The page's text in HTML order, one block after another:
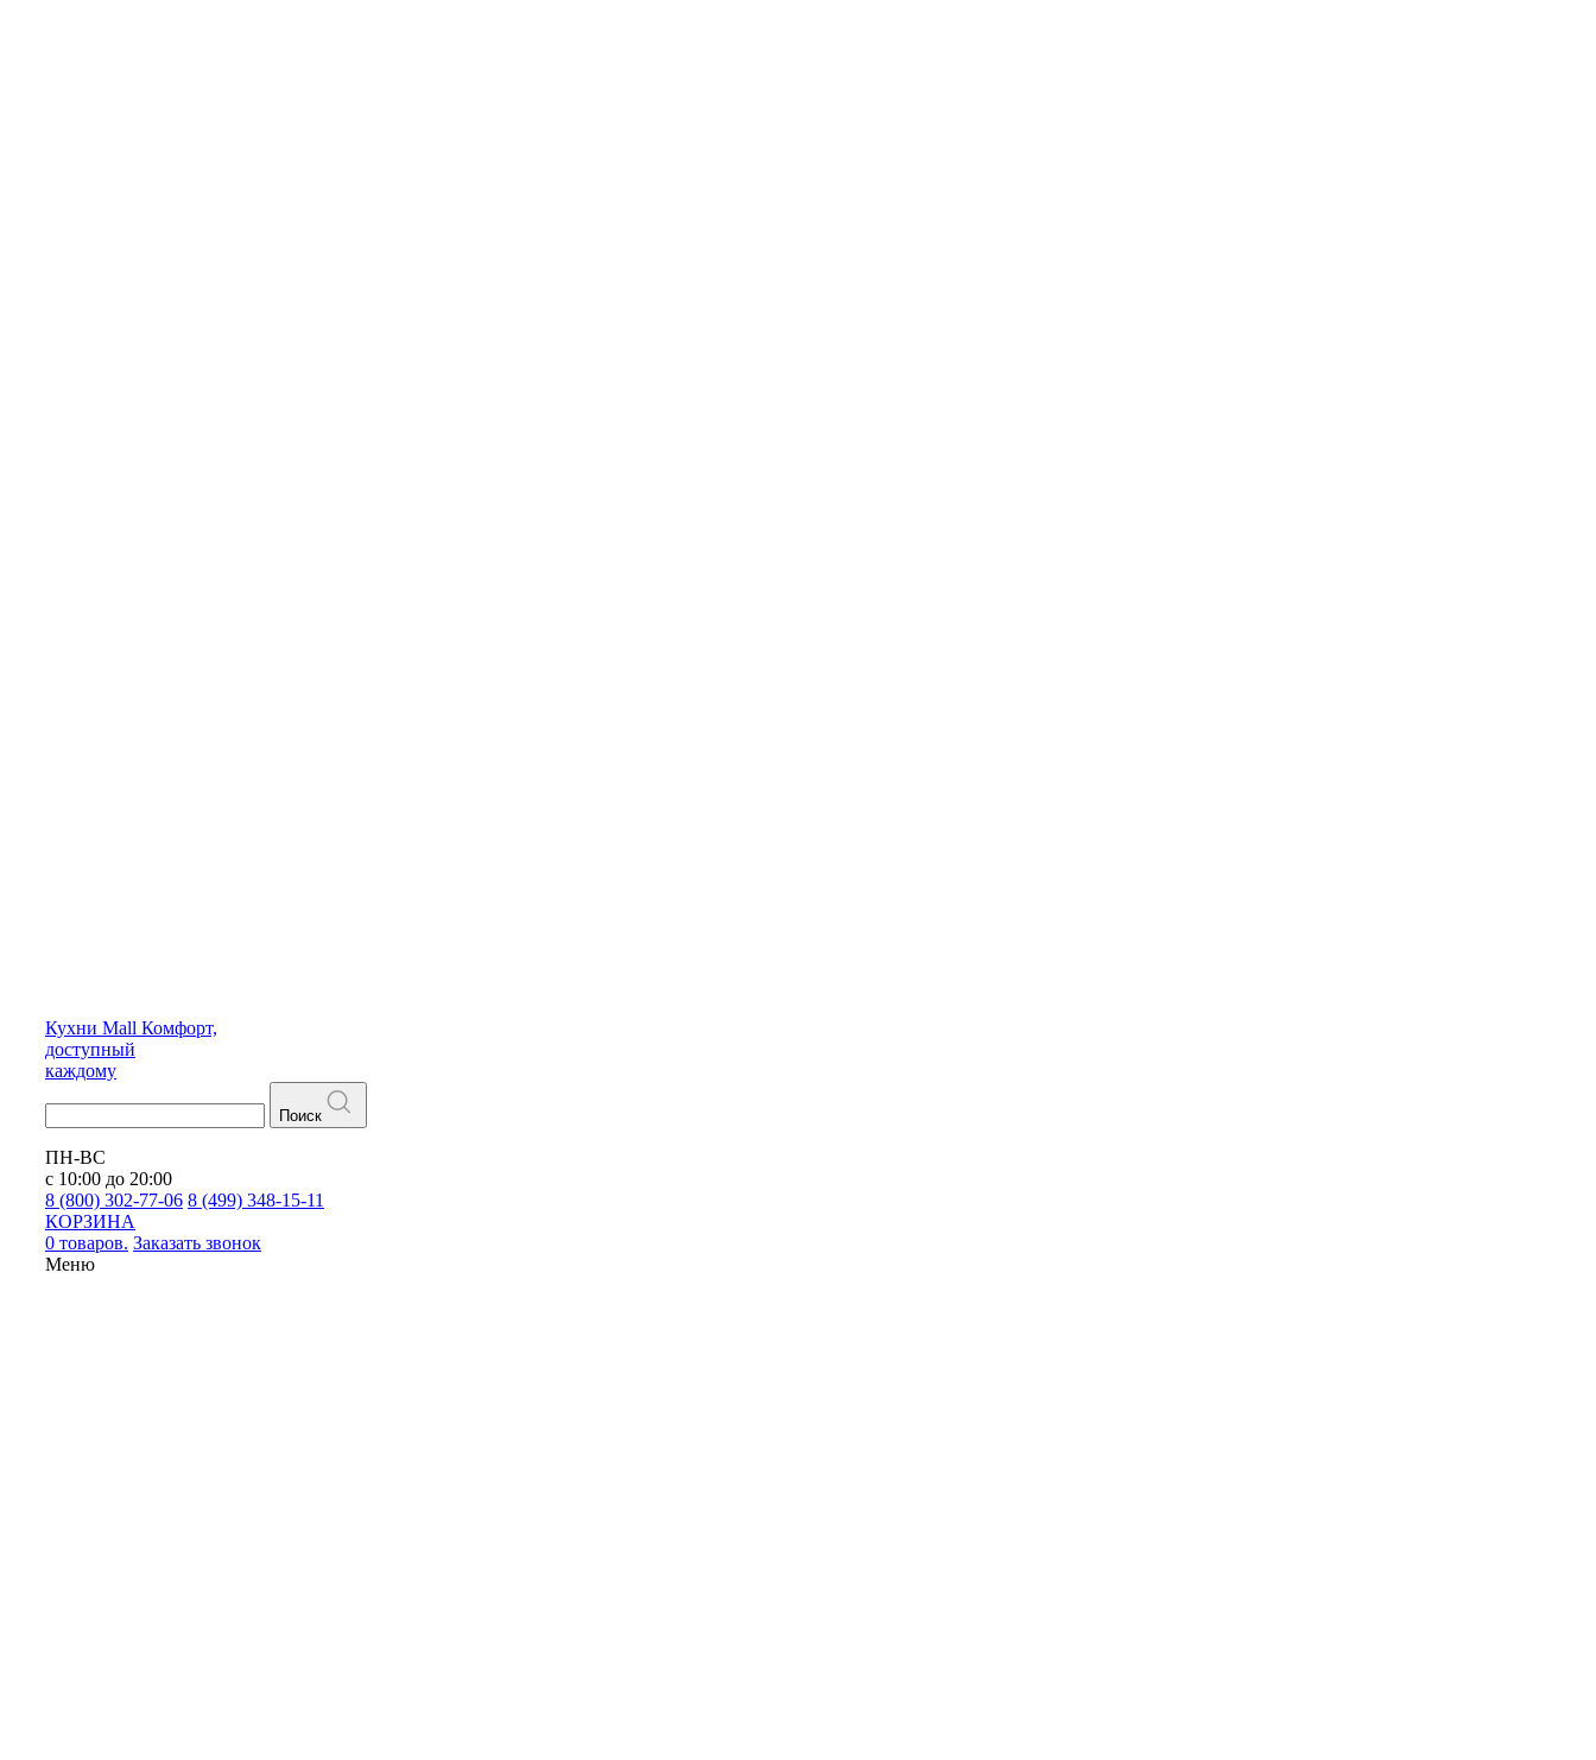
Кухни Mall Комфорт,
доступный
каждому
Поиск
ПН-ВС
с 10:00 до 20:00
8 (800) 302-77-06 8 (499) 348-15-11
КОРЗИНА
0 товаров. Заказать звонок
Меню